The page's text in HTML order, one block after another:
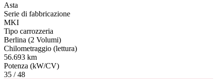
Asta
Serie di fabbricazione
MKI
Tipo carrozzeria
Berlina (2 Volumi)
Chilometraggio (lettura)
56.693 km
Potenza (kW/CV)
35 / 48